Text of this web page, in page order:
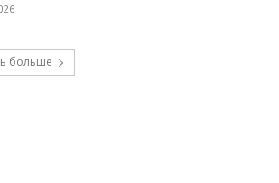
больше